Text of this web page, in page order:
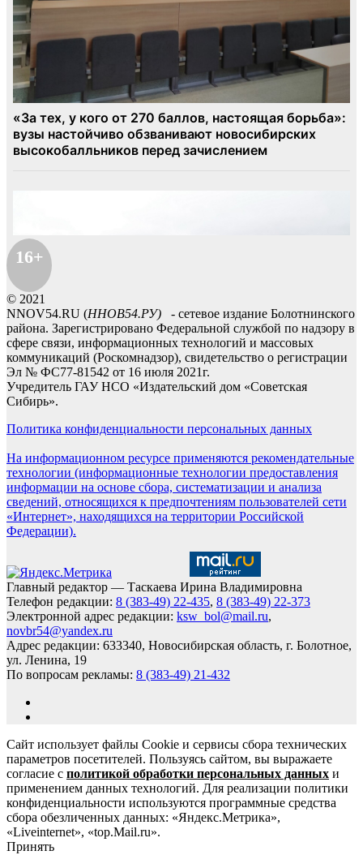
16+
© 2021
NNOV54.RU (ННОВ54.РУ) - сетевое издание Болотнинского
района. Зарегистрировано Федеральной службой по надзору в
сфере связи, информационных технологий и массовых
коммуникаций (Роскомнадзор), свидетельство о регистрации
Эл № ФС77-81542 от 16 июля 2021г.
Учредитель ГАУ НСО «Издательский дом «Советская
Сибирь».
Политика конфиденциальности персональных данных
На информационном ресурсе применяются рекомендательные
технологии (информационные технологии предоставления
информации на основе сбора, систематизации и анализа
сведений, относящихся к предпочтениям пользователей сети
«Интернет», находящихся на территории Российской
Федерации).
Главный редактор — Таскаева Ирина Владимировна
Телефон редакции: 8 (383-49) 22-435, 8 (383-49) 22-373
Электронной адрес редакции: ksw_bol@mail.ru,
novbr54@yandex.ru
Адрес редакции: 633340, Новосибирская область, г. Болотное,
ул. Ленина, 19
По вопросам рекламы: 8 (383-49) 21-432
Сайт использует файлы Cookie и сервисы сбора технических
параметров посетителей. Пользуясь сайтом, вы выражаете
согласие с политикой обработки персональных данных и
применением данных технологий. Для реализации политики
конфиденциальности используются программные средства
сбора обезличенных данных: «Яндекс.Метрика»,
«Liveinternet», «top.Mail.ru».
Принять